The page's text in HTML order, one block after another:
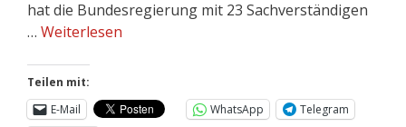
hat die Bundesregierung mit 23 Sachverständigen
… Weiterlesen
Teilen mit:
E-Mail
WhatsApp
Telegram